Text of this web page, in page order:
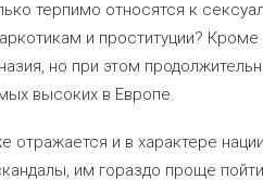
терпимо относятся к
и проституции? Кроме
но при этом
высоких в Европе.
отражается и в характере
им гораздо проще пойти